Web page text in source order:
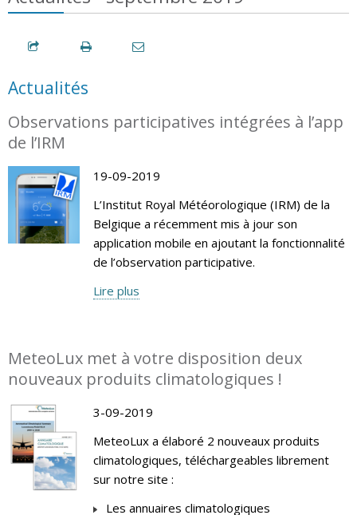
Actualités
Observations participatives intégrées à l’app
de l’IRM
19-09-2019
L’Institut Royal Météorologique (IRM) de la
Belgique a récemment mis à jour son
application mobile en ajoutant la fonctionnalité
de l’observation participative.
Lire plus
MeteoLux met à votre disposition deux
nouveaux produits climatologiques !
3-09-2019
MeteoLux a élaboré 2 nouveaux produits
climatologiques, téléchargeables librement
sur notre site :
Les annuaires climatologiques